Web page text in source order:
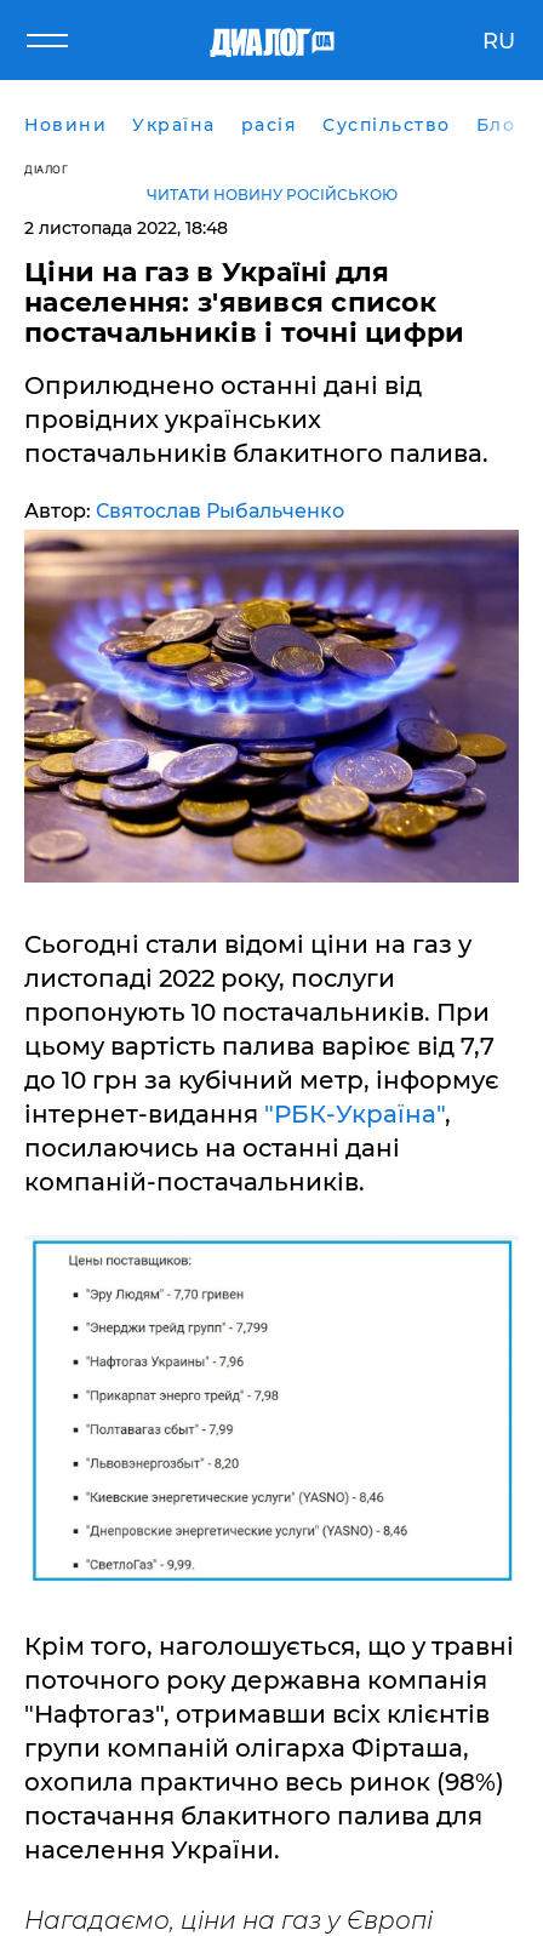
RU
Новини Україна расія Суспільство Блоги
ДІАЛОГ
ЧИТАТИ НОВИНУ РОСІЙСЬКОЮ
2 листопада 2022, 18:48
Ціни на газ в Україні для
населення: з'явився список
постачальників і точні цифри
Оприлюднено останні дані від
провідних українських
постачальників блакитного палива.
Автор: Святослав Рыбальченко
Сьогодні стали відомі ціни на газ у
листопаді 2022 року, послуги
пропонують 10 постачальників. При
цьому вартість палива варіює від 7,7
до 10 грн за кубічний метр, інформує
інтернет-видання "РБК-Україна",
посилаючись на останні дані
компаній-постачальників.
Крім того, наголошується, що у травні
поточного року державна компанія
"Нафтогаз", отримавши всіх клієнтів
групи компаній олігарха Фірташа,
охопила практично весь ринок (98%)
постачання блакитного палива для
населення України.
Нагадаємо, ціни на газ у Європі